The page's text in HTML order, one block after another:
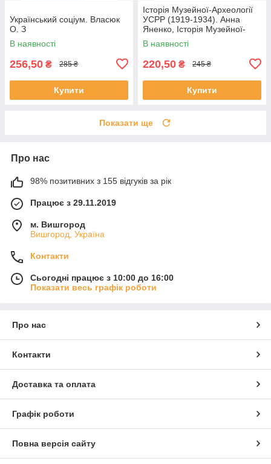
Український соціум. Власюк
О. З
В наявності
256,50 ₴ 285 ₴
Купити
Історія Музейної-Археології
УСРР (1919-1934). Анна
Яненко, Історія Музейної-
Археології УСРР (1919-1934).
Анна
В наявності
220,50 ₴ 245 ₴
Купити
Показати ще
Про нас
98% позитивних з 155 відгуків за рік
Працює з 29.11.2019
м. Вишгород
Вишгород, Україна
Контакти
Сьогодні працює з 10:00 до 16:00
Показати весь графік роботи
Про нас
Контакти
Доставка та оплата
Графік роботи
Повна версія сайту